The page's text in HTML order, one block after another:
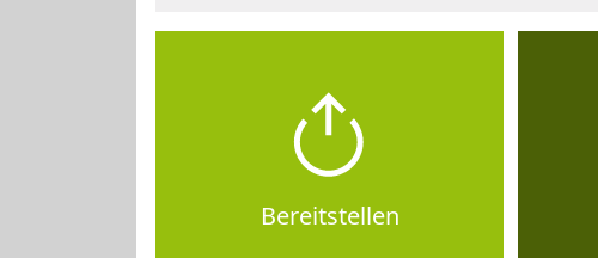
Bereitstellen